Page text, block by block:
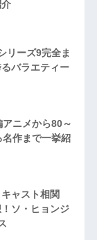
リーズ9完全ま
バラエティー
ニメから80～
作まで一挙紹
ャスト相関
ソ・ヒョンジ